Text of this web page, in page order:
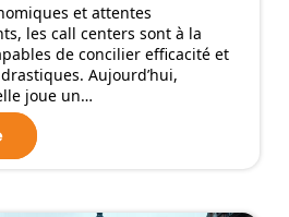
et attentes
les call centers sont à la
de concilier efficacité et
Aujourd’hui,
joue un…